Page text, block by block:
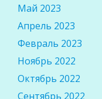
Май 2023
Апрель 2023
Февраль 2023
Ноябрь 2022
Октябрь 2022
Сентябрь 2022